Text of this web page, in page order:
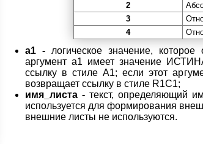
2
3
4
a1 - логическое значение,
аргумент a1 имеет значение
ссылку в стиле А1; если этот
возвращает ссылку в стиле R1C1;
имя_листа - текст, определяющий
используется для формирования
внешние листы не используются.